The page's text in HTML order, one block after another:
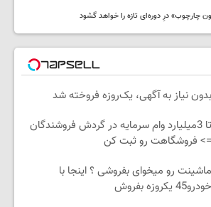
چارچوب» درِ دوره‌ای تازه را خواهد گشود
بدون نیاز به آگهی، یک‌روزه فروخته شد
تا 3میلیارد وام سرمایه در گردش فروشندگان
=> فروشگاهت رو ثبت کن
ماشینت رو میخوای بفروشی ؟ اینجا با
خودرو45 یکروزه بفروش